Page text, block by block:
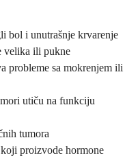
bol i unutrašnje krvarenje
velika ili pukne
probleme sa mokrenjem ili
utiču na funkciju
tumora
proizvode hormone